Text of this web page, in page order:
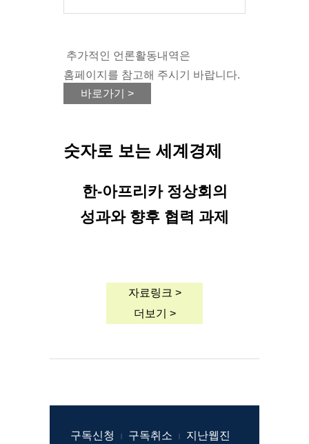
추가적인 언론활동내역은
홈페이지를 참고해 주시기 바랍니다.
바로가기 >
숫자로 보는 세계경제
한-아프리카 정상회의
성과와 향후 협력 과제
자료링크 >
더보기 >
구독신청 구독취소 지난웹진